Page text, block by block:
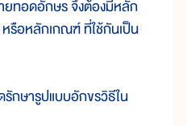
ยทอดอักษร จึงต้องมีหลัก
รือหลักเกณฑ์ ที่ใช้กันเป็น
กษารูปแบบอักขรวิธีใน